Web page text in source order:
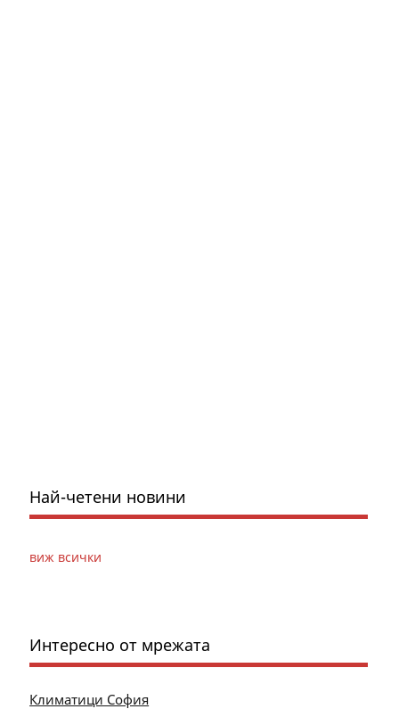
Най-четени новини
виж всички
Интересно от мрежата
Климатици София